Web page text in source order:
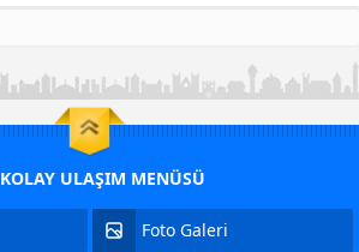
KOLAY ULAŞIM MENÜSÜ
Foto Galeri